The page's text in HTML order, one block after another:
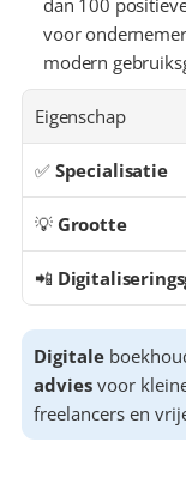
dan 100
voor
modern
Eigenschap
✅ Specialisatie
💡 Grootte
📲
Digitale
advies voor
freelancers en